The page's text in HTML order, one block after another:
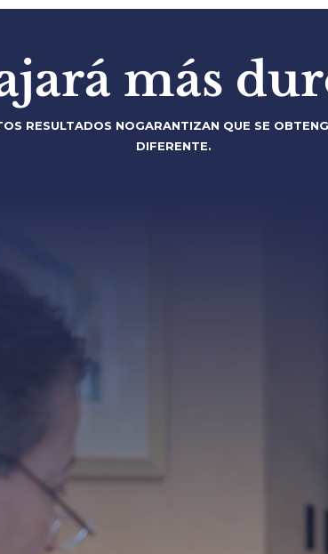
más
RESULTADOS NOGARANTIZAN QUE SE
DIFERENTE.